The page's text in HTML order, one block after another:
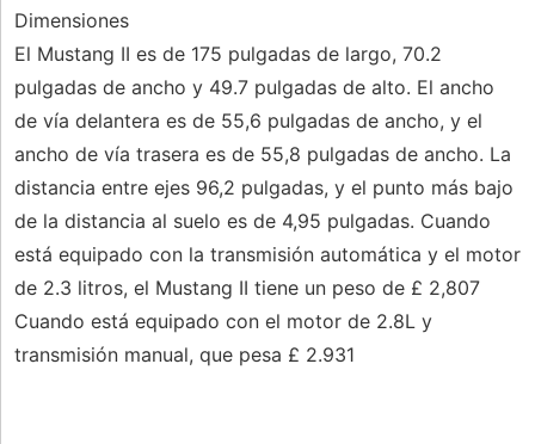
Dimensiones
El Mustang II es de 175 pulgadas de largo, 70.2
pulgadas de ancho y 49.7 pulgadas de alto. El ancho
de vía delantera es de 55,6 pulgadas de ancho, y el
ancho de vía trasera es de 55,8 pulgadas de ancho. La
distancia entre ejes 96,2 pulgadas, y el punto más bajo
de la distancia al suelo es de 4,95 pulgadas. Cuando
está equipado con la transmisión automática y el motor
de 2.3 litros, el Mustang II tiene un peso de £ 2,807
Cuando está equipado con el motor de 2.8L y
transmisión manual, que pesa £ 2.931